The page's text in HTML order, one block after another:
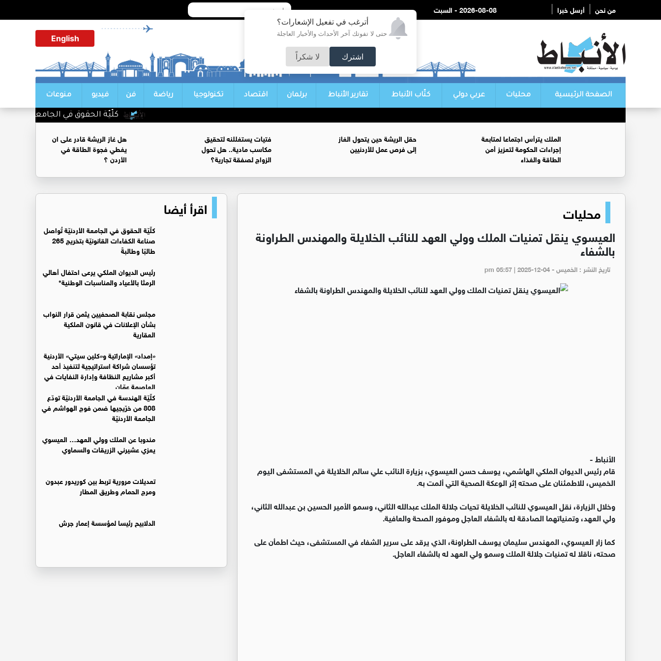
أترغب في تفعيل الإشعارات؟
حتى لا تفوتك آخر الأحداث والأخبار العاجلة
اشترك لا شكراً
من نحن أرسل خبرا 2026-08-08 - السبت
English
الصفحة الرئيسية محليات عربي دولي كتّاب الأنباط تقارير الأنباط برلمان اقتصاد تكنولوجيا رياضة فن فيديو منوعات
كلّيّة الحقوق في الجامعة الأردنيّة تُواصل
الملك يترأس اجتماعا لمتابعة
إجراءات الحكومة لتعزيز أمن
الطاقة والغذاء
حقل الريشة حين يتحول الغاز
إلى فرص عمل للأردنيين
فتيات يستغللنه لتحقيق
مكاسب مادية.. هل تحول
الزواج لصفقة تجارية؟
هل غاز الريشة قادر على ان
يغطي فجوة الطاقة في
الأردن ؟
محليات
العيسوي ينقل تمنيات الملك وولي العهد للنائب الخلايلة والمهندس الطراونة
بالشفاء
تاريخ النشر : الخميس - pm 05:57 | 2025-12-04
الأنباط -
قام رئيس الديوان الملكي الهاشمي، يوسف حسن العيسوي، بزيارة النائب علي سالم الخلايلة في المستشفى اليوم
الخميس، للاطمئنان على صحته إثر الوعكة الصحية التي ألمت به.
وخلال الزيارة، نقل العيسوي للنائب الخلايلة تحيات جلالة الملك عبدالله الثاني، وسمو الأمير الحسين بن عبدالله الثاني،
ولي العهد، وتمنياتهما الصادقة له بالشفاء العاجل وموفور الصحة والعافية.
كما زار العيسوي، المهندس سليمان يوسف الطراونة، الذي يرقد على سرير الشفاء في المستشفى، حيث اطمأن على
صحته، ناقلا له تمنيات جلالة الملك وسمو ولي العهد له بالشفاء العاجل.
اقرأ أيضا
كلّيّة الحقوق في الجامعة الأردنيّة تُواصل
صناعة الكفاءات القانونيّة بتخريج 265
طالبًا وطالبةً
رئيس الديوان الملكي يرعى احتفال أهالي
الرمثا بالأعياد والمناسبات الوطنية*
مجلس نقابة الصحفيين يثمن قرار النواب
بشأن الإعلانات في قانون الملكية
العقارية
«إمداد» الإماراتية و«كلين سيتي» الأردنية
تؤسسان شراكة استراتيجية لتنفيذ أحد
أكبر مشاريع النظافة وإدارة النفايات في
العاصمة عمّان
كلّيّة الهندسة في الجامعة الأردنيّة تودّع
808 من خرّيجيها ضمن فوج الهواشم في
الجامعة الأردنيّة
مندوبا عن الملك وولي العهد… العيسوي
يعزي عشيرني الزريقات والسماوي
تعديلات مرورية تربط بين كوريدور عبدون
ومرج الحمام وطريق المطار
الدلابيح رئيسا لمؤسسة إعمار جرش